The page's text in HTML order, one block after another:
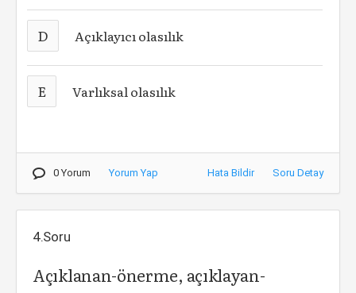
D Açıklayıcı olasılık
E Varlıksal olasılık
0 Yorum Yorum Yap Hata Bildir Soru Detay
4.Soru
Açıklanan-önerme, açıklayan-